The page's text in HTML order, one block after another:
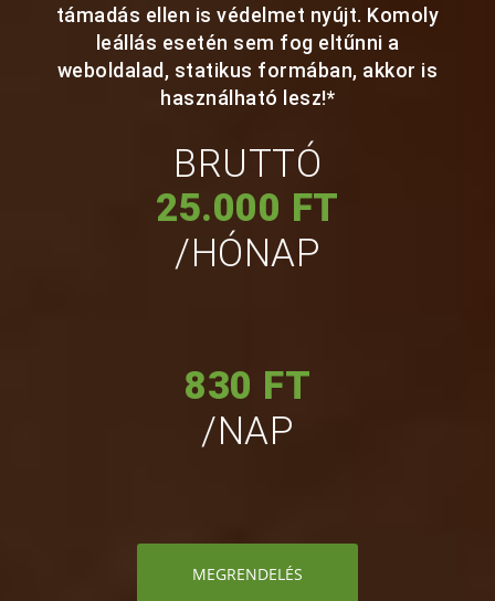
támadás ellen is védelmet nyújt. Komoly
leállás esetén sem fog eltűnni a
weboldalad, statikus formában, akkor is
használható lesz!*
BRUTTÓ
25.000 FT
/HÓNAP
830 FT
/NAP
MEGRENDELÉS